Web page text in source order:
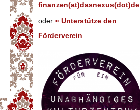
finanzen(at)dasnexus(dot)de
oder » Unterstütze den
Förderverein